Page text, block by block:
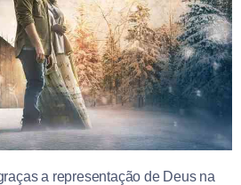
a representação de Deus na